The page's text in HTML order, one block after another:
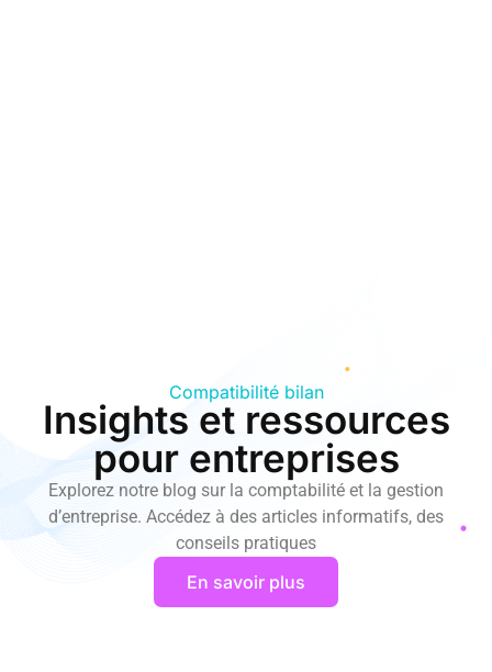
Compatibilité bilan
Insights et ressources
pour entreprises
Explorez notre blog sur la comptabilité et la gestion
d’entreprise. Accédez à des articles informatifs, des
conseils pratiques
En savoir plus